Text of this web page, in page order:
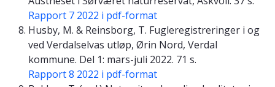
Rapport 7 2022 i pdf-format
Husby, M. & Reinsborg, T. Fugleregistreringer i og
ved Verdalselvas utløp, Ørin Nord, Verdal
kommune. Del 1: mars-juli 2022. 71 s.
Rapport 8 2022 i pdf-format